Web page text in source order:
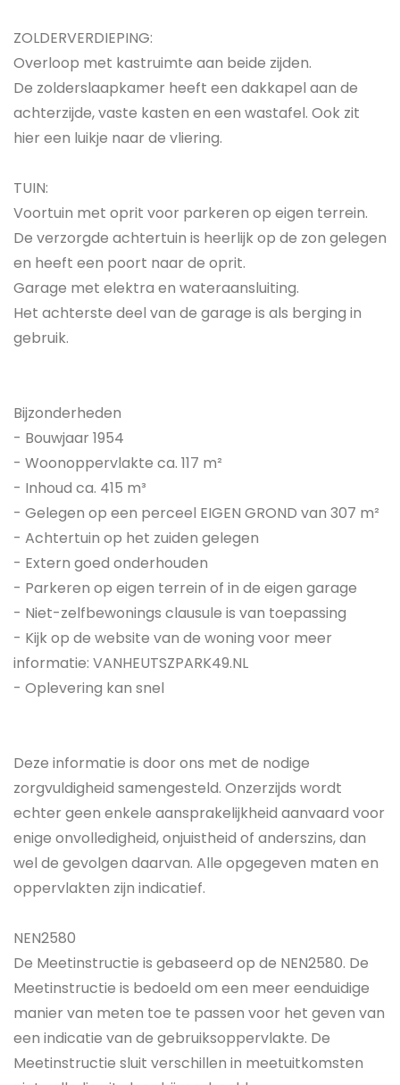
ZOLDERVERDIEPING:
Overloop met kastruimte aan beide zijden.
De zolderslaapkamer heeft een dakkapel aan de
achterzijde, vaste kasten en een wastafel. Ook zit
hier een luikje naar de vliering.
TUIN:
Voortuin met oprit voor parkeren op eigen terrein.
De verzorgde achtertuin is heerlijk op de zon gelegen
en heeft een poort naar de oprit.
Garage met elektra en wateraansluiting.
Het achterste deel van de garage is als berging in
gebruik.
Bijzonderheden
- Bouwjaar 1954
- Woonoppervlakte ca. 117 m²
- Inhoud ca. 415 m³
- Gelegen op een perceel EIGEN GROND van 307 m²
- Achtertuin op het zuiden gelegen
- Extern goed onderhouden
- Parkeren op eigen terrein of in de eigen garage
- Niet-zelfbewonings clausule is van toepassing
- Kijk op de website van de woning voor meer
informatie: VANHEUTSZPARK49.NL
- Oplevering kan snel
Deze informatie is door ons met de nodige
zorgvuldigheid samengesteld. Onzerzijds wordt
echter geen enkele aansprakelijkheid aanvaard voor
enige onvolledigheid, onjuistheid of anderszins, dan
wel de gevolgen daarvan. Alle opgegeven maten en
oppervlakten zijn indicatief.
NEN2580
De Meetinstructie is gebaseerd op de NEN2580. De
Meetinstructie is bedoeld om een meer eenduidige
manier van meten toe te passen voor het geven van
een indicatie van de gebruiksoppervlakte. De
Meetinstructie sluit verschillen in meetuitkomsten